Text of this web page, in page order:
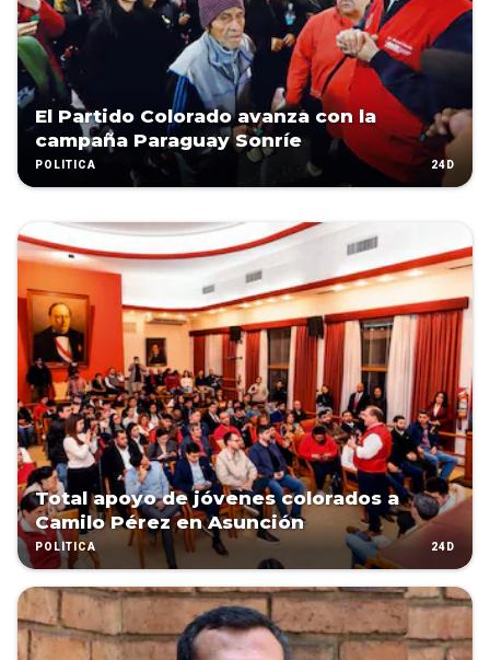
El Partido Colorado avanza con la
campaña Paraguay Sonríe
POLÍTICA 24D
Total apoyo de jóvenes colorados a
Camilo Pérez en Asunción
POLÍTICA 24D